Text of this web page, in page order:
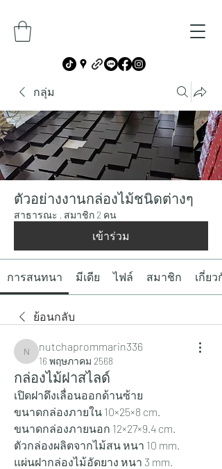
กลุ่ม
ตัวอย่างงานกล่องไม้ชนิดต่างๆ
สาธารณะ · สมาชิก 2 คน
เข้าร่วม
การสนทนา มีเดีย ไฟล์ สมาชิก เกี่ยว
ย้อนกลับ
nutchaprommarin336
nutchaprommarin336
16 พฤษภาคม 2568
กล่องไม้ฝาสไลด์
เปิดฝาดึงเลื่อนออกด้านซ้าย
ขนาดกล่องภายใน 10×25×8 cm.
ขนาดกล่องภายนอก 12×27×9.4 cm.
ตัวกล่องผลิตจากไม้สน หนา 10 mm.
แผ่นฝากล่องไม้อัดยาง หนา 3 mm.